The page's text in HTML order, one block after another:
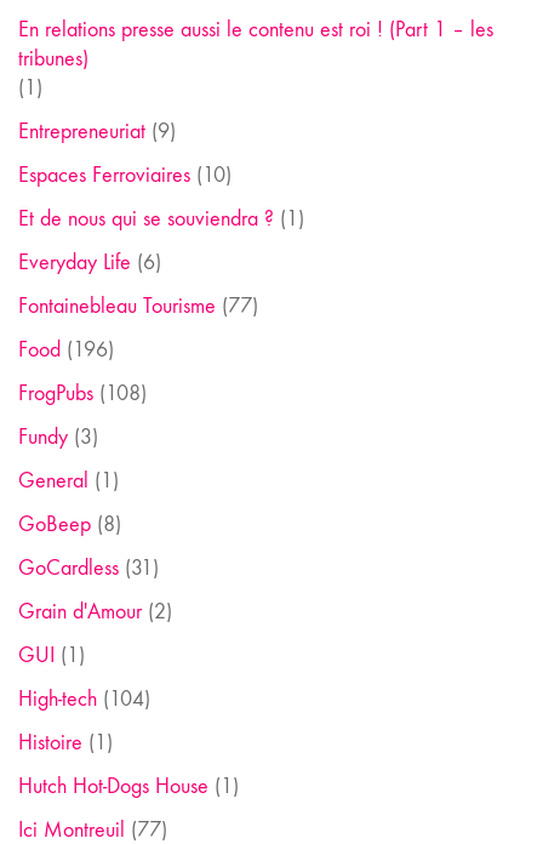
En relations presse aussi le contenu est roi ! (Part 1 – les
tribunes)
(1)
Entrepreneuriat (9)
Espaces Ferroviaires (10)
Et de nous qui se souviendra ? (1)
Everyday Life (6)
Fontainebleau Tourisme (77)
Food (196)
FrogPubs (108)
Fundy (3)
General (1)
GoBeep (8)
GoCardless (31)
Grain d'Amour(2)
GUI (1)
High-tech (104)
Histoire (1)
Hutch Hot-Dogs House (1)
Ici Montreuil (77)